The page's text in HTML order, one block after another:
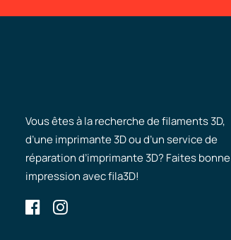
Vous êtes à la recherche de filaments 3D,
d’une imprimante 3D ou d’un service de
réparation d’imprimante 3D? Faites bonne
impression avec fila3D!